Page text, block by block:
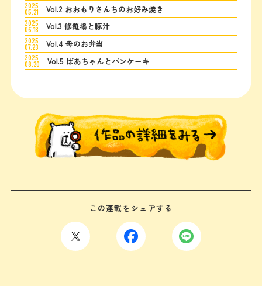
2025
05.21 Vol.2 おおもりさんちのお好み焼き
2025
06.18 Vol.3 修羅場と豚汁
2025
07.23 Vol.4 母のお弁当
2025
08.20 Vol.5 ばあちゃんとパンケーキ
この連載をシェアする